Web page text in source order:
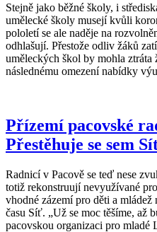
Stejně jako běžné školy, i
umělecké školy musejí kvůli
pololetí se ale naděje na
odhlašují. Přestože odliv žáků
uměleckých škol by mohla ztráta
následnému omezení nabídky
Přízemí pacovské
Přestěhuje se sem
Radnicí v Pacově se teď nese
totiž rekonstruují nevyužívané
vhodné zázemí pro děti a
času Síť. „Už se moc těšíme, až
pacovskou organizaci pro mladé